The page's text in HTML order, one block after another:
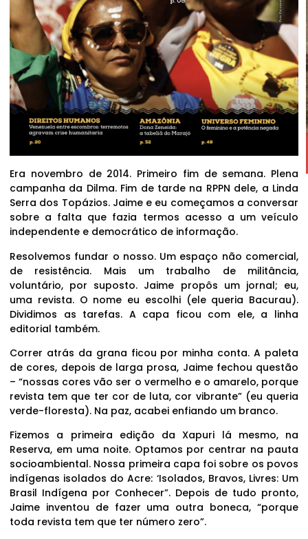
Era novembro de 2014. Primeiro fim de semana. Plena
campanha da Dilma. Fim de tarde na RPPN dele, a Linda
Serra dos Topázios. Jaime e eu começamos a conversar
sobre a falta que fazia termos acesso a um veículo
independente e democrático de informação.
Resolvemos fundar o nosso. Um espaço não comercial,
de resistência. Mais um trabalho de militância,
voluntário, por suposto. Jaime propôs um jornal; eu,
uma revista. O nome eu escolhi (ele queria Bacurau).
Dividimos as tarefas. A capa ficou com ele, a linha
editorial também.
Correr atrás da grana ficou por minha conta. A paleta
de cores, depois de larga prosa, Jaime fechou questão
– “nossas cores vão ser o vermelho e o amarelo, porque
revista tem que ter cor de luta, cor vibrante” (eu queria
verde-floresta). Na paz, acabei enfiando um branco.
Fizemos a primeira edição da Xapuri lá mesmo, na
Reserva, em uma noite. Optamos por centrar na pauta
socioambiental. Nossa primeira capa foi sobre os povos
indígenas isolados do Acre: ‘Isolados, Bravos, Livres: Um
Brasil Indígena por Conhecer”. Depois de tudo pronto,
Jaime inventou de fazer uma outra boneca, “porque
toda revista tem que ter número zero”.